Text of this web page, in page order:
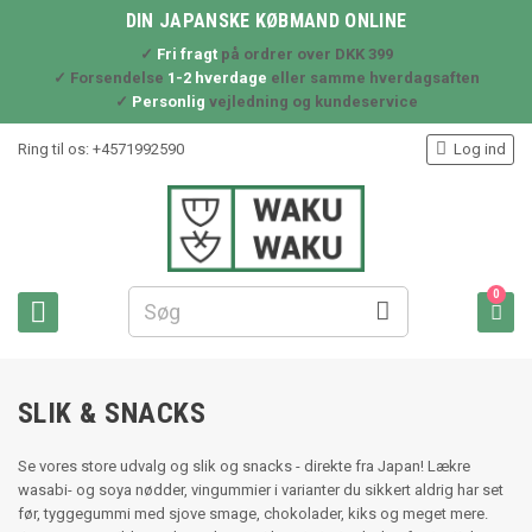
DIN JAPANSKE KØBMAND ONLINE
✓ Fri fragtpå ordrer over DKK 399
✓ Forsendelse 1-2 hverdage eller samme hverdagsaften
✓ Personlig vejledning og kundeservice
Ring til os: +4571992590
 
 Log ind

0
SLIK & SNACKS
Se vores store udvalg og slik og snacks - direkte fra Japan! Lækre
wasabi- og soya nødder, vingummier i varianter du sikkert aldrig har set
før, tyggegummi med sjove smage, chokolader, kiks og meget mere.